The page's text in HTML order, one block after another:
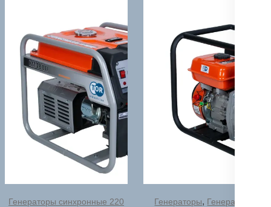
Генераторы синхронные 220
Генераторы, Генераторы